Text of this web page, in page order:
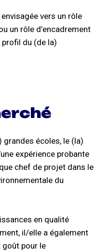
vers un rôle
un rôle d’encadrement
du (de la)
écoles, le (la)
expérience probante
chef de projet dans le
du
en qualité
il/elle a également
pour le